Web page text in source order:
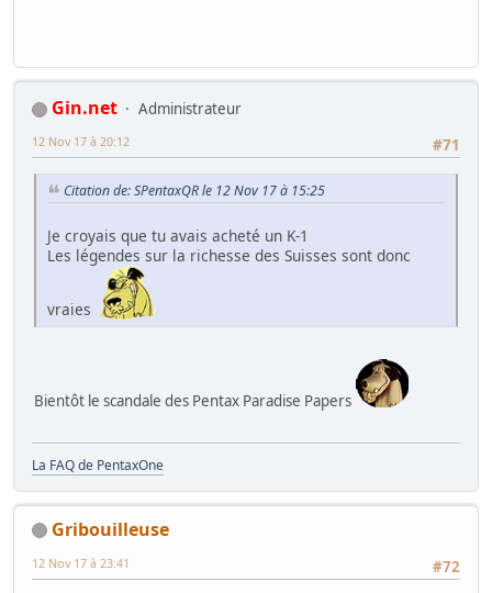
Gin.net
Administrateur
#71
12 Nov 17 à 20:12
Citation de: SPentaxQR le 12 Nov 17 à 15:25
Je croyais que tu avais acheté un K-1
Les légendes sur la richesse des Suisses sont donc
vraies
Bientôt le scandale des Pentax Paradise Papers
La FAQ de PentaxOne
Gribouilleuse
#72
12 Nov 17 à 23:41